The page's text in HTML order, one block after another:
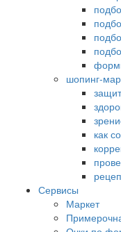
шопинг-
как
Сервисы
Маркет